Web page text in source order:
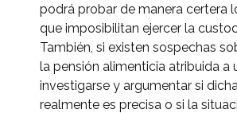
podrá probar de manera certera
que imposibilitan ejercer la
También, si existen sospechas
la pensión alimenticia atribuida a
investigarse y argumentar si
realmente es precisa o si la